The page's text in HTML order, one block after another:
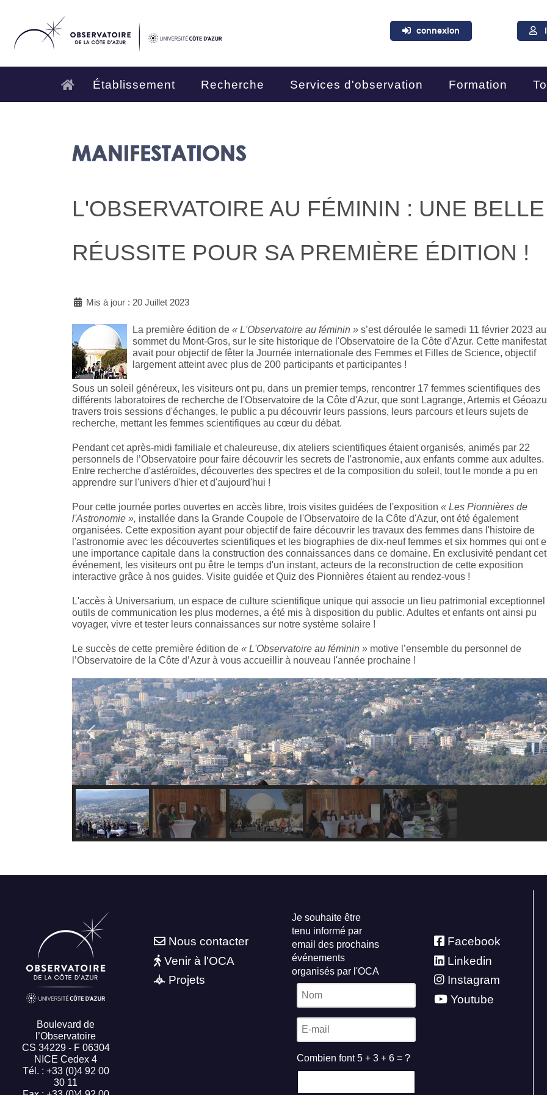
connexion
Établissement Recherche Services d'observation Formation
MANIFESTATIONS
L'OBSERVATOIRE AU FÉMININ : UNE BELLE
RÉUSSITE POUR SA PREMIÈRE ÉDITION !
Mis à jour : 20 Juillet 2023
La première édition de « L'Observatoire au féminin » s’est déroulée le samedi 11 février 2023 au
sommet du Mont-Gros, sur le site historique de l'Observatoire de la Côte d'Azur. Cette
avait pour objectif de fêter la Journée internationale des Femmes et Filles de Science, objectif
largement atteint avec plus de 200 participants et participantes !
Sous un soleil généreux, les visiteurs ont pu, dans un premier temps, rencontrer 17 femmes scientifiques des
différents laboratoires de recherche de l'Observatoire de la Côte d'Azur, que sont Lagrange, Artemis et
travers trois sessions d'échanges, le public a pu découvrir leurs passions, leurs parcours et leurs sujets de
recherche, mettant les femmes scientifiques au cœur du débat.
Pendant cet après-midi familiale et chaleureuse, dix ateliers scientifiques étaient organisés, animés par 22
personnels de l’Observatoire pour faire découvrir les secrets de l'astronomie, aux enfants comme aux adultes.
Entre recherche d'astéroïdes, découvertes des spectres et de la composition du soleil, tout le monde a pu en
apprendre sur l'univers d'hier et d'aujourd'hui !
Pour cette journée portes ouvertes en accès libre, trois visites guidées de l'exposition « Les Pionnières de
l'Astronomie », installée dans la Grande Coupole de l'Observatoire de la Côte d'Azur, ont été également
organisées. Cette exposition ayant pour objectif de faire découvrir les travaux des femmes dans l'histoire de
l'astronomie avec les découvertes scientifiques et les biographies de dix-neuf femmes et six hommes qui ont
une importance capitale dans la construction des connaissances dans ce domaine. En exclusivité pendant cet
événement, les visiteurs ont pu être le temps d'un instant, acteurs de la reconstruction de cette exposition
interactive grâce à nos guides. Visite guidée et Quiz des Pionnières étaient au rendez-vous !
L'accès à Universarium, un espace de culture scientifique unique qui associe un lieu patrimonial exceptionnel
outils de communication les plus modernes, a été mis à disposition du public. Adultes et enfants ont ainsi pu
voyager, vivre et tester leurs connaissances sur notre système solaire !
Le succès de cette première édition de « L'Observatoire au féminin » motive l’ensemble du personnel de
l’Observatoire de la Côte d’Azur à vous accueillir à nouveau l'année prochaine !
Boulevard de
l’Observatoire
CS 34229 - F 06304
NICE Cedex 4
Tél. : +33 (0)4 92 00
30 11
Nous contacter
Venir à l'OCA
Projets
Je souhaite être
tenu informé par
email des prochains
événements
organisés par l'OCA
Combien font 5 + 3 + 6 = ?
Facebook
Linkedin
Instagram
Youtube